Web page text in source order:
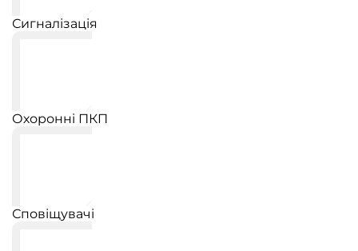
Сигналізація
Охоронні ПКП
Сповіщувачі